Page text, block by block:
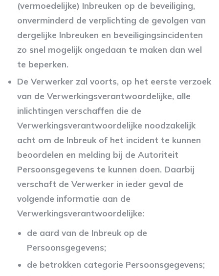
(vermoedelijke) Inbreuken op de beveiliging,
onverminderd de verplichting de gevolgen van
dergelijke Inbreuken en beveiligingsincidenten
zo snel mogelijk ongedaan te maken dan wel
te beperken.
De Verwerker zal voorts, op het eerste verzoek
van de Verwerkingsverantwoordelijke, alle
inlichtingen verschaffen die de
Verwerkingsverantwoordelijke noodzakelijk
acht om de Inbreuk of het incident te kunnen
beoordelen en melding bij de Autoriteit
Persoonsgegevens te kunnen doen. Daarbij
verschaft de Verwerker in ieder geval de
volgende informatie aan de
Verwerkingsverantwoordelijke:
de aard van de Inbreuk op de
Persoonsgegevens;
de betrokken categorie Persoonsgegevens;